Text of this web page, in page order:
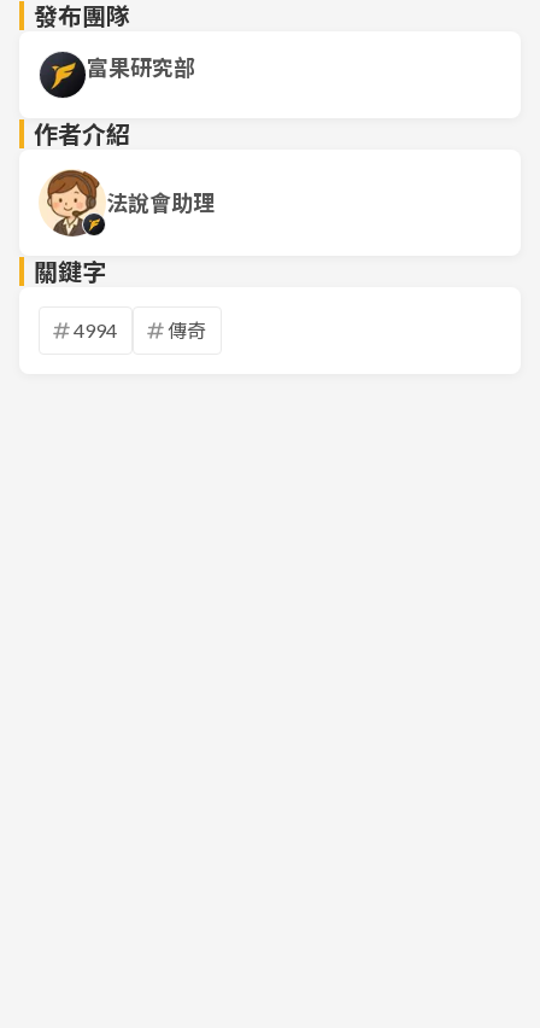
發布團隊
富果研究部
作者介紹
法說會助理
關鍵字
4994 傳奇